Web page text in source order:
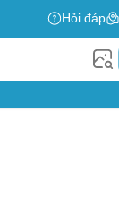
Hỏi đáp